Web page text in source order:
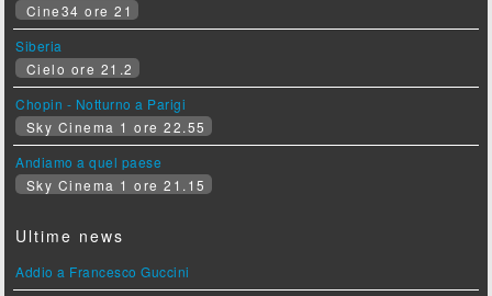
Cine34 ore 21
Siberia
Cielo ore 21.2
Chopin - Notturno a Parigi
Sky Cinema 1 ore 22.55
Andiamo a quel paese
Sky Cinema 1 ore 21.15
Ultime news
Addio a Francesco Guccini